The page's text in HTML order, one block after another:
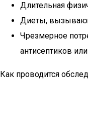
Длительная
Диеты,
Чрезмерное
антисептиков
Как проводится